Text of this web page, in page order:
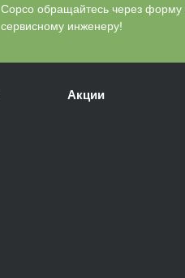
Copco обращайтесь через форму
сервисному инженеру!
Акции